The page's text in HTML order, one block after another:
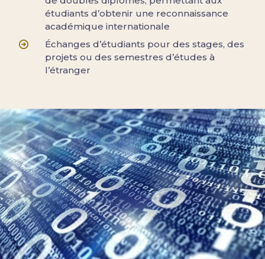
étudiants d’obtenir une reconnaissance
académique internationale
Échanges d’étudiants pour des stages, des
projets ou des semestres d’études à
l’étranger